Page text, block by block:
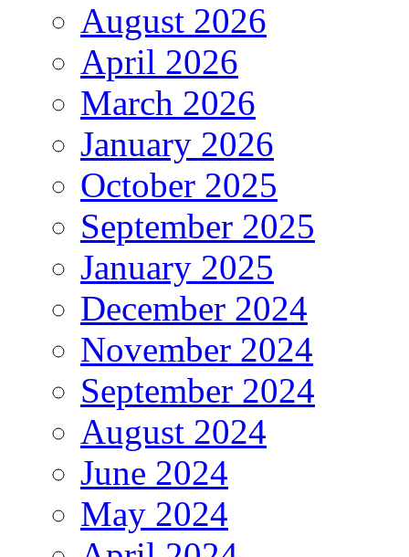
August 2026
April 2026
March 2026
January 2026
October 2025
September 2025
January 2025
December 2024
November 2024
September 2024
August 2024
June 2024
May 2024